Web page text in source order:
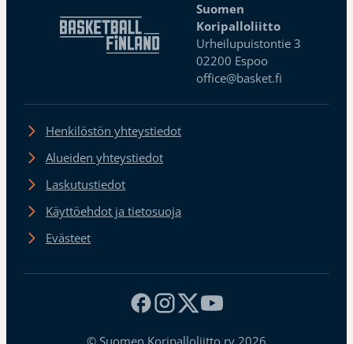
Suomen
Koripalloliitto
Urheilupuistontie 3
02200 Espoo
office@basket.fi
Henkilöstön yhteystiedot
Alueiden yhteystiedot
Laskutustiedot
Käyttöehdot ja tietosuoja
Evästeet